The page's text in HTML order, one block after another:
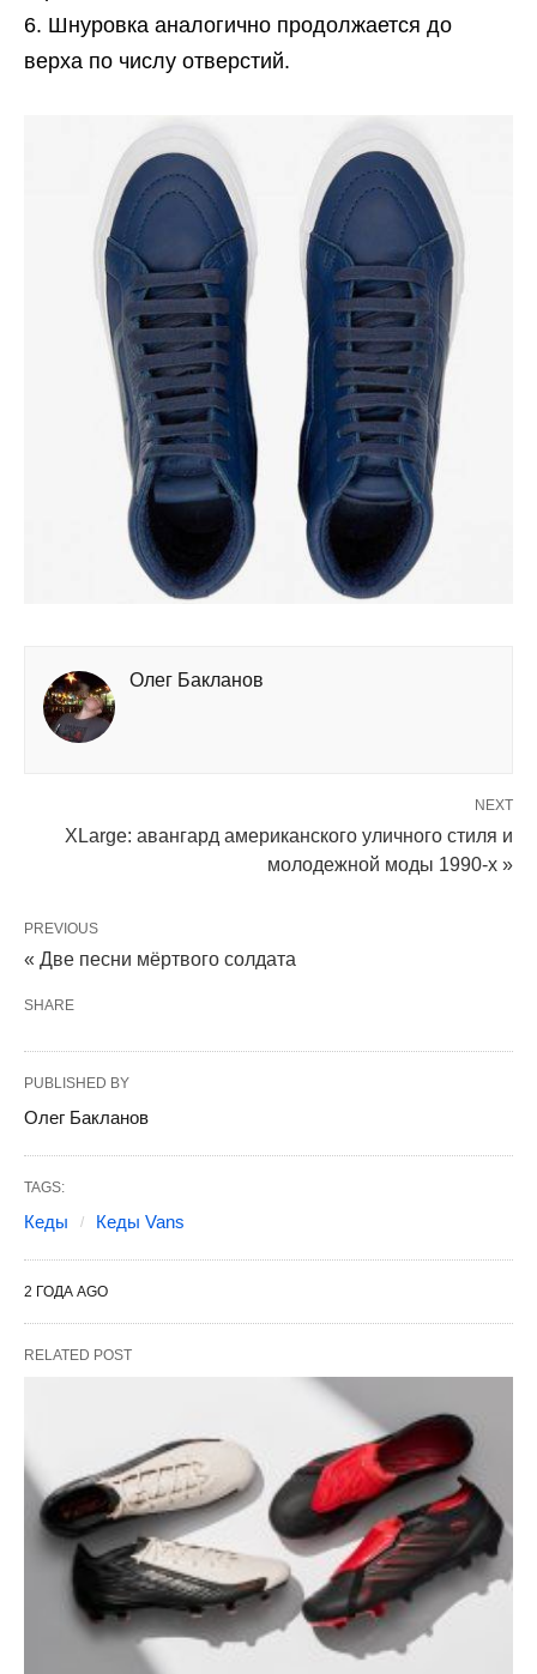
Шнуровка аналогично продолжается до
верха по числу отверстий.
Олег Бакланов
NEXT
XLarge: авангард американского уличного стиля и
молодежной моды 1990-х »
PREVIOUS
« Две песни мёртвого солдата
SHARE
PUBLISHED BY
Олег Бакланов
TAGS:
Кеды Кеды Vans
2 ГОДА AGO
RELATED POST